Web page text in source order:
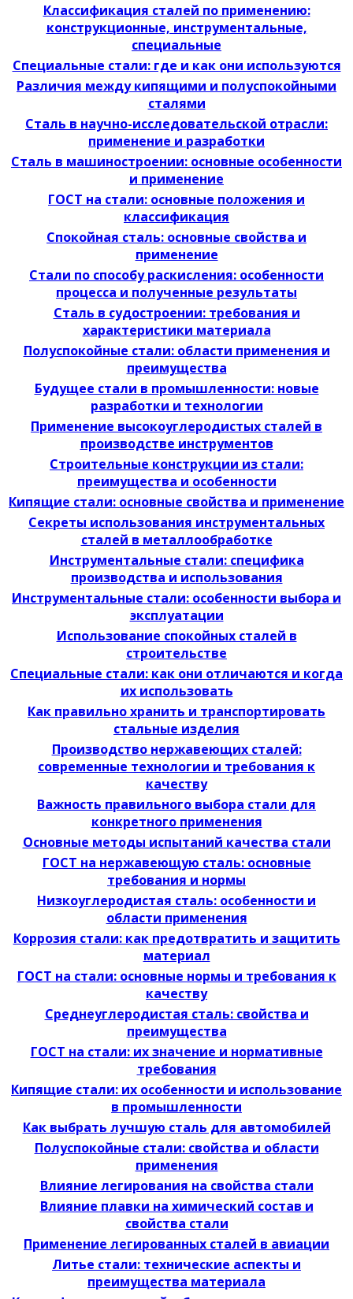
Классификация сталей по применению:
конструкционные, инструментальные,
специальные
Специальные стали: где и как они используются
Различия между кипящими и полуспокойными
сталями
Сталь в научно-исследовательской отрасли:
применение и разработки
Сталь в машиностроении: основные особенности
и применение
ГОСТ на стали: основные положения и
классификация
Спокойная сталь: основные свойства и
применение
Стали по способу раскисления: особенности
процесса и полученные результаты
Сталь в судостроении: требования и
характеристики материала
Полуспокойные стали: области применения и
преимущества
Будущее стали в промышленности: новые
разработки и технологии
Применение высокоуглеродистых сталей в
производстве инструментов
Строительные конструкции из стали:
преимущества и особенности
Кипящие стали: основные свойства и применение
Секреты использования инструментальных
сталей в металлообработке
Инструментальные стали: специфика
производства и использования
Инструментальные стали: особенности выбора и
эксплуатации
Использование спокойных сталей в
строительстве
Специальные стали: как они отличаются и когда
их использовать
Как правильно хранить и транспортировать
стальные изделия
Производство нержавеющих сталей:
современные технологии и требования к
качеству
Важность правильного выбора стали для
конкретного применения
Основные методы испытаний качества стали
ГОСТ на нержавеющую сталь: основные
требования и нормы
Низкоуглеродистая сталь: особенности и
области применения
Коррозия стали: как предотвратить и защитить
материал
ГОСТ на стали: основные нормы и требования к
качеству
Среднеуглеродистая сталь: свойства и
преимущества
ГОСТ на стали: их значение и нормативные
требования
Кипящие стали: их особенности и использование
в промышленности
Как выбрать лучшую сталь для автомобилей
Полуспокойные стали: свойства и области
применения
Влияние легирования на свойства стали
Влияние плавки на химический состав и
свойства стали
Применение легированных сталей в авиации
Литье стали: технические аспекты и
преимущества материала